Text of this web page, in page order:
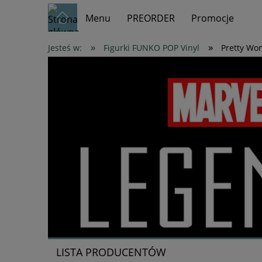
Menu PREORDER Promocje
Jesteś w: » Figurki FUNKO POP Vinyl » Pretty
LISTA PRODUCENTÓW